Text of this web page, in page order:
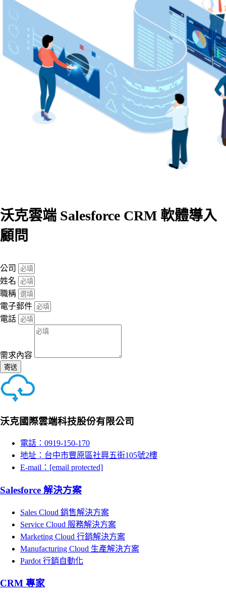
沃克雲端 Salesforce CRM 軟體導入
顧問
公司
姓名
職稱
電子郵件
電話
需求內容
寄送
沃克國際雲端科技股份有限公司
電話：0919-150-170
地址：台中市豐原區社興五街105號2樓
E-mail： [email protected]
Salesforce 解決方案
Sales Cloud 銷售解決方案
Service Cloud 服務解決方案
Marketing Cloud 行銷解決方案
Manufacturing Cloud 生產解決方案
Pardot 行銷自動化
CRM 專家